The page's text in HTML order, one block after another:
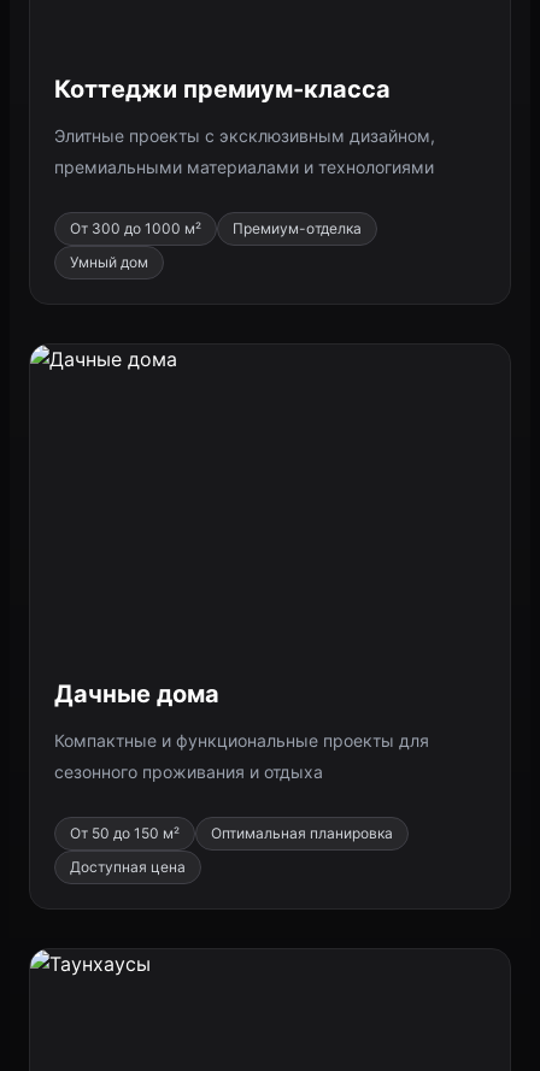
Коттеджи премиум-класса
Элитные проекты с эксклюзивным дизайном,
премиальными материалами и технологиями
От 300 до 1000 м²
Премиум-отделка
Умный дом
Дачные дома
Компактные и функциональные проекты для
сезонного проживания и отдыха
От 50 до 150 м²
Оптимальная планировка
Доступная цена